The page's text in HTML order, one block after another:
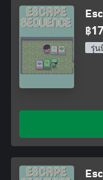
฿
รุ่น